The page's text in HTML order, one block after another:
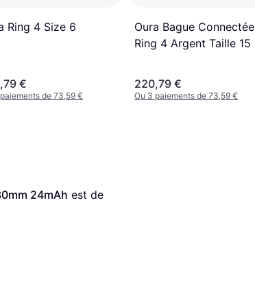
Ring 4 Size 6
€
de 73,59 €
Oura Bague Connectée
Ring 4 Argent Taille 15
220,79 €
Ou 3 paiements de 73,59 €
24mAh